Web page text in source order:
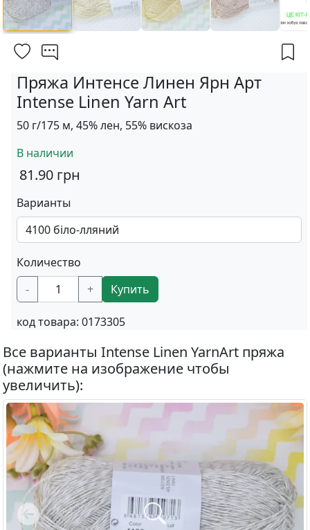
Пряжа Интенсе Линен Ярн Арт
Intense Linen Yarn Art
50 г/175 м, 45% лен, 55% вискоза
В наличии
81.90 грн
Варианты
Количество
-
+ Купить
код товара: 0173305
Все варианты Intense Linen YarnArt пряжа
(нажмите на изображение чтобы
увеличить):
Previous